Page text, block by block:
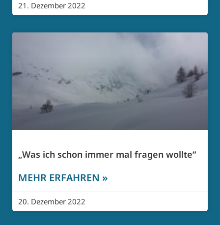
21. Dezember 2022
„Was ich schon immer mal fragen wollte“
MEHR ERFAHREN »
20. Dezember 2022